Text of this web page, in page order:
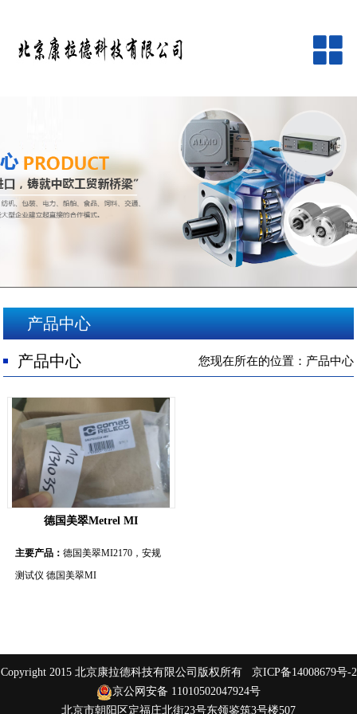
网站首页
公司简介
产品中心
品牌中心
新闻资讯
客户服务
在线留言
人才招聘
联系我们
产品中心
产品中心 您现在所在的位置：产品中心
德国美翠Metrel MI
主要产品： 德国美翠MI2170，安规
测试仪 德国美翠MI
Copyright 2015 北京康拉德科技有限公司版权所有 京ICP备14008679号-2
京公网安备 11010502047924号
北京市朝阳区定福庄北街23号东领鉴筑3号楼507